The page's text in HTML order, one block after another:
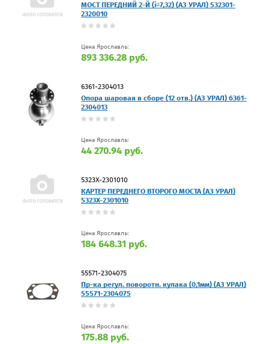
МОСТ ПЕРЕДНИЙ 2-Й (i=7,32) (АЗ УРАЛ) 532301-
2320010
Цена Ярославль:
893 336.28 руб.
6361-2304013
Опора шаровая в сборе (12 отв.) (АЗ УРАЛ) 6361-
2304013
Цена Ярославль:
44 270.94 руб.
5323Х-2301010
КАРТЕР ПЕРЕДНЕГО ВТОРОГО МОСТА (АЗ УРАЛ)
5323Х-2301010
Цена Ярославль:
184 648.31 руб.
55571-2304075
Пр-ка регул. поворотн. кулака (0,1мм) (АЗ УРАЛ)
55571-2304075
Цена Ярославль:
175.88 руб.